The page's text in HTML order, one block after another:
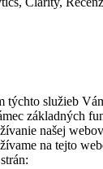
týchto služieb
základných
našej
na tejto